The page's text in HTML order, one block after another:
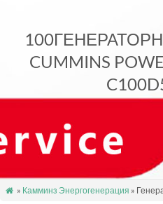
CUMMINS
 » Камминз Энергогенерация »